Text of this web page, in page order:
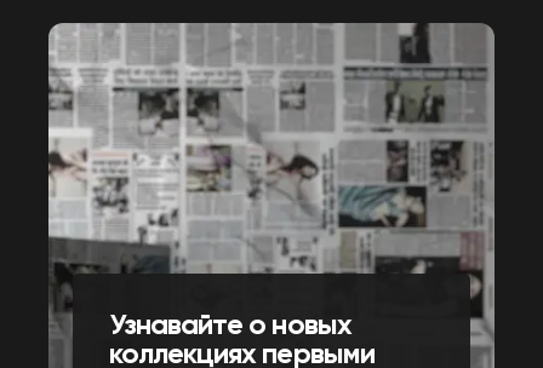
Узнавайте о новых
коллекциях первыми